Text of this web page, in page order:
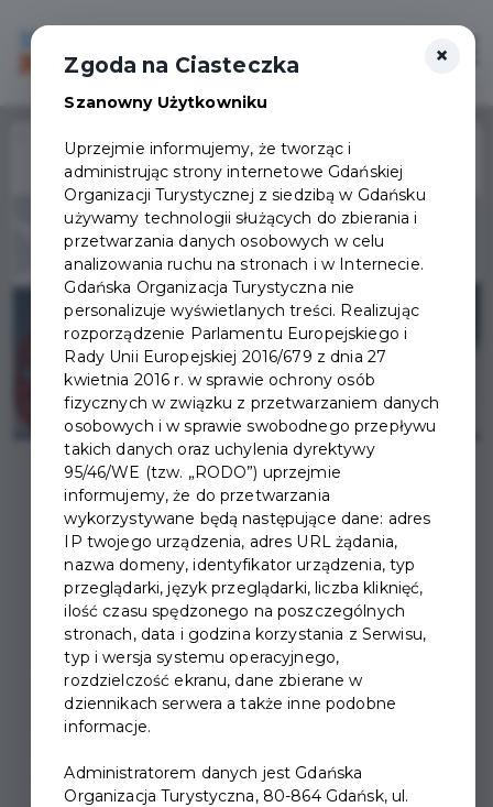
Login/Rejestracja
Wydarzenie już się
zakończyło
KOLĘDOWANIE Z
ZESPOŁEM ENEJ
Świąteczne utwory zarejestrowane na dwóch płytach
- „Kolędy pod wspólnym niebem” oraz „Kolędy z
pierwszą gwiazdą” - zaprezentujemy Wam podczas
pełnych świątecznej magii spotkań, w znanych z
poprzednich lat aranżacjach, choć tym razem w
×
Zgoda na Ciasteczka
Szanowny Użytkowniku
Uprzejmie informujemy, że tworząc i
administrując strony internetowe Gdańskiej
Organizacji Turystycznej z siedzibą w Gdańsku
używamy technologii służących do zbierania i
przetwarzania danych osobowych w celu
analizowania ruchu na stronach i w Internecie.
Gdańska Organizacja Turystyczna nie
personalizuje wyświetlanych treści. Realizując
rozporządzenie Parlamentu Europejskiego i
Rady Unii Europejskiej 2016/679 z dnia 27
kwietnia 2016 r. w sprawie ochrony osób
fizycznych w związku z przetwarzaniem danych
osobowych i w sprawie swobodnego przepływu
takich danych oraz uchylenia dyrektywy
95/46/WE (tzw. „RODO”) uprzejmie
informujemy, że do przetwarzania
wykorzystywane będą następujące dane: adres
IP twojego urządzenia, adres URL żądania,
nazwa domeny, identyfikator urządzenia, typ
przeglądarki, język przeglądarki, liczba kliknięć,
ilość czasu spędzonego na poszczególnych
stronach, data i godzina korzystania z Serwisu,
typ i wersja systemu operacyjnego,
rozdzielczość ekranu, dane zbierane w
dziennikach serwera a także inne podobne
informacje.
Administratorem danych jest Gdańska
Organizacja Turystyczna, 80-864 Gdańsk, ul.